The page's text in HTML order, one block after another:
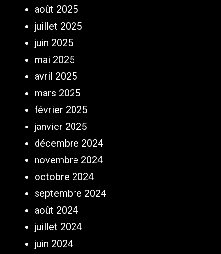
août 2025
juillet 2025
juin 2025
mai 2025
avril 2025
mars 2025
février 2025
janvier 2025
décembre 2024
novembre 2024
octobre 2024
septembre 2024
août 2024
juillet 2024
juin 2024